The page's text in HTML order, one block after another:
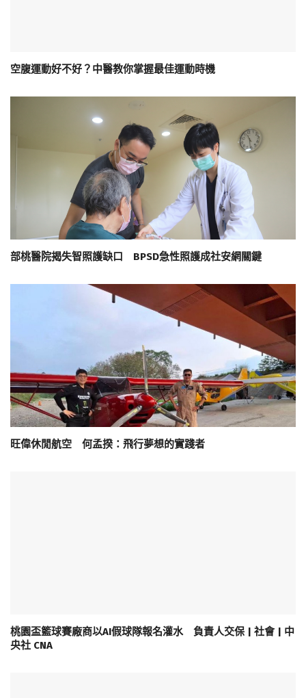
空腹運動好不好？中醫教你掌握最佳運動時機
部桃醫院揭失智照護缺口 BPSD急性照護成社安網關鍵
旺偉休閒航空 何孟揆：飛行夢想的實踐者
桃園盃籃球賽廠商以AI假球隊報名灌水 負責人交保 | 社會 | 中
央社 CNA